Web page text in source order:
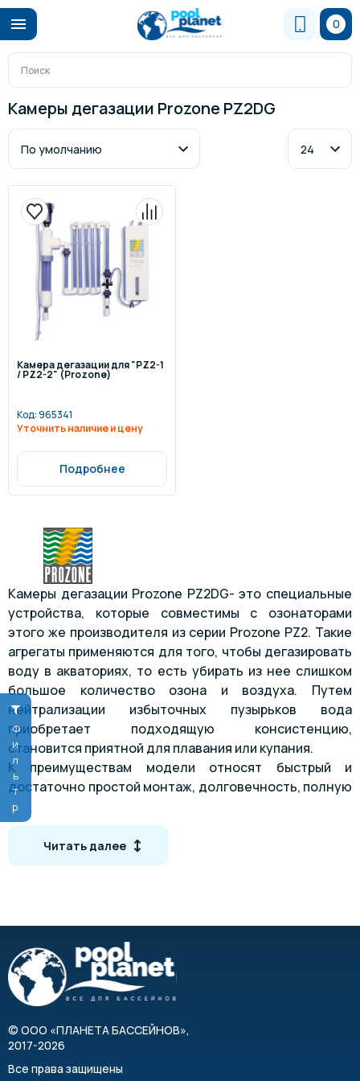
0
Фильтр
Камеры дегазации Prozone PZ2DG
Камера дегазации для "PZ2-1
/ PZ2-2" (Prozone)
Код:965341
Уточнить наличие и цену
Подробнее
Камеры дегазации Prozone PZ2DG- это специальные
устройства, которые совместимы с озонаторами
этого же производителя из серии Prozone PZ2. Такие
агрегаты применяются для того, чтобы дегазировать
воду в акваториях, то есть убирать из нее слишком
большое количество озона и воздуха. Путем
нейтрализации избыточных пузырьков вода
приобретает подходящую консистенцию,
становится приятной для плавания или купания.
К преимуществам модели относят быстрый и
достаточно простой монтаж, долговечность, полную
совместимость с озонаторами аналогичной серии.
Схема монтажа
Читать далее
© ООО «ПЛАНЕТА БАССЕЙНОВ»,
2017-2026
Все права защищены